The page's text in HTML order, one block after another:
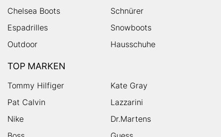
Chelsea Boots
Schnürer
Espadrilles
Snowboots
Outdoor
Hausschuhe
TOP MARKEN
Tommy Hilfiger
Kate Gray
Pat Calvin
Lazzarini
Nike
Dr.Martens